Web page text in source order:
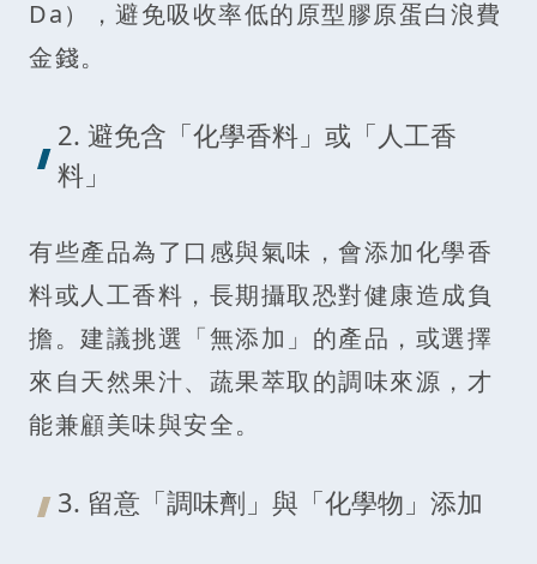
Da），避免吸收率低的原型膠原蛋白浪費
金錢。
2. 避免含「化學香料」或「人工香
料」
有些產品為了口感與氣味，會添加化學香
料或人工香料，長期攝取恐對健康造成負
擔。建議挑選「無添加」的產品，或選擇
來自天然果汁、蔬果萃取的調味來源，才
能兼顧美味與安全。
3. 留意「調味劑」與「化學物」添加